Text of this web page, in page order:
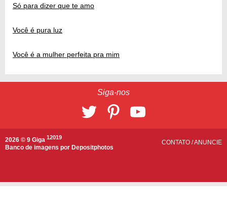
Só para dizer que te amo
Você é pura luz
Você é a mulher perfeita pra mim
Siga-nos
2026 © 9 Giga 12019
Banco de imagens por Depositphotos
CONTATO /ANUNCIE